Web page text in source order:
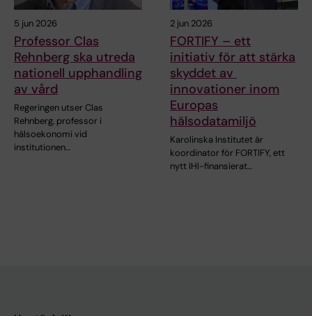
5 jun 2026
Professor Clas
Rehnberg ska utreda
nationell upphandling
av vård
Regeringen utser Clas
Rehnberg, professor i
hälsoekonomi vid
institutionen…
2 jun 2026
FORTIFY – ett
initiativ för att stärka
skyddet av
innovationer inom
Europas
hälsodatamiljö
Karolinska Institutet är
koordinator för FORTIFY, ett
nytt IHI-finansierat…